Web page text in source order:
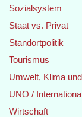
Sozialsystem
Staat vs. Privat
Standortpolitik
Tourismus
Umwelt, Klima
UNO /
Wirtschaft